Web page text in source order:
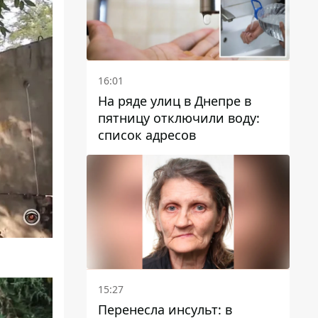
16:01
На ряде улиц в Днепре в
пятницу отключили воду:
список адресов
15:27
Перенесла инсульт: в